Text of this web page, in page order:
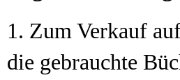
1. Zum Verkauf
die gebrauchte